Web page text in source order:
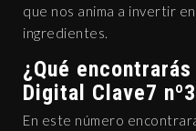
que nos anima a invertir
ingredientes.
¿Qué
Digital Clave7 nº3
En este número